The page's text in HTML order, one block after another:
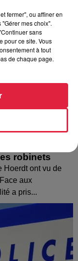
robinets
Hoerdt ont vu de
aux
a pris...
fermer", ou affiner en
mes choix".
sans
pour ce site. Vous
à tout
de chaque page.